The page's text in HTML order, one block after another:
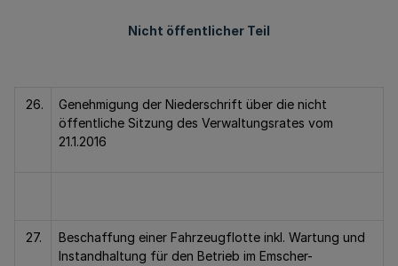
Nicht öffentlicher Teil
26.
Genehmigung der Niederschrift über die nicht
öffentliche Sitzung des Verwaltungsrates vom
21.1.2016
27.
Beschaffung einer Fahrzeugflotte inkl. Wartung und
Instandhaltung für den Betrieb im Emscher-